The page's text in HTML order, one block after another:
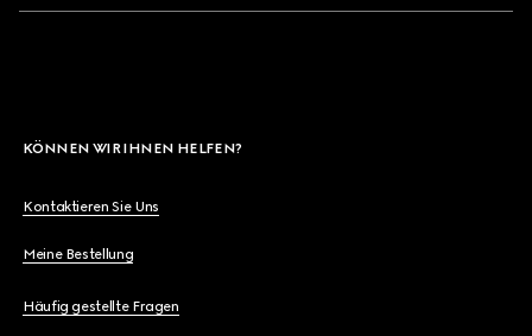
KÖNNEN WIR IHNEN HELFEN?
Kontaktieren Sie Uns
Meine Bestellung
Häufig gestellte Fragen